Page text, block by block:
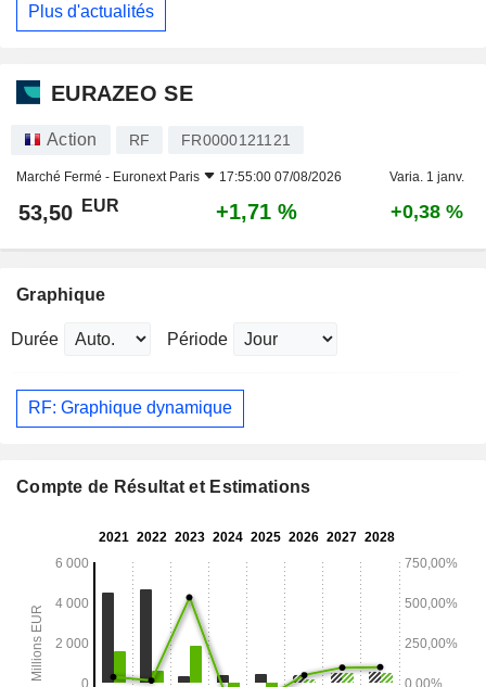
Plus d'actualités
EURAZEO SE
Action RF FR0000121121
Marché Fermé - Euronext Paris 17:55:00 07/08/2026 Varia. 1 janv.
53,50 EUR +1,71 % +0,38 %
Graphique
Durée Période
RF: Graphique dynamique
Compte de Résultat et Estimations